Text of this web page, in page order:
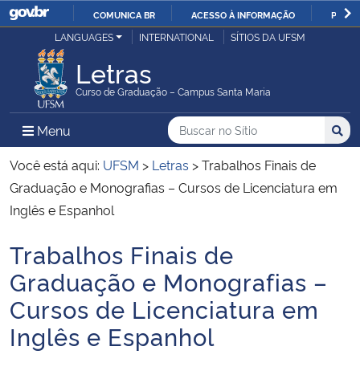
IR
COMUNICA BR ACESSO À INFORMAÇÃO
Ministério da Justiça e Segurança Pública
Ministério da Defesa
Ministério das Relações Exteriores
Ministério da Economia
Ministério da Infraestrutura
Ministério da Agricultura, Pecuária e Abastecimento
Ministério da Educação
LANGUAGES INTERNATIONAL SÍTIOS DA UFSM
Letras
Curso de Graduação – Campus Santa Maria
Menu Menu Principal do Sítio
Busca
Buscar no no Sítio
Busca:
Você está aqui: UFSM > Letras >Trabalhos Finais de
Graduação e Monografias – Cursos de Licenciatura em
Inglês e Espanhol
Início do conteúdo
Trabalhos Finais de
Graduação e Monografias –
Cursos de Licenciatura em
Inglês e Espanhol